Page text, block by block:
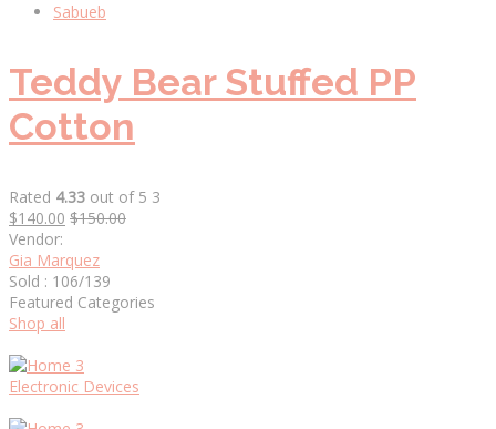
Sabueb
Teddy Bear Stuffed PP
Cotton
Rated 4.33 out of 5 3
$140.00 $150.00
Vendor:
Gia Marquez
Sold : 106/139
Featured Categories
Shop all
Electronic Devices